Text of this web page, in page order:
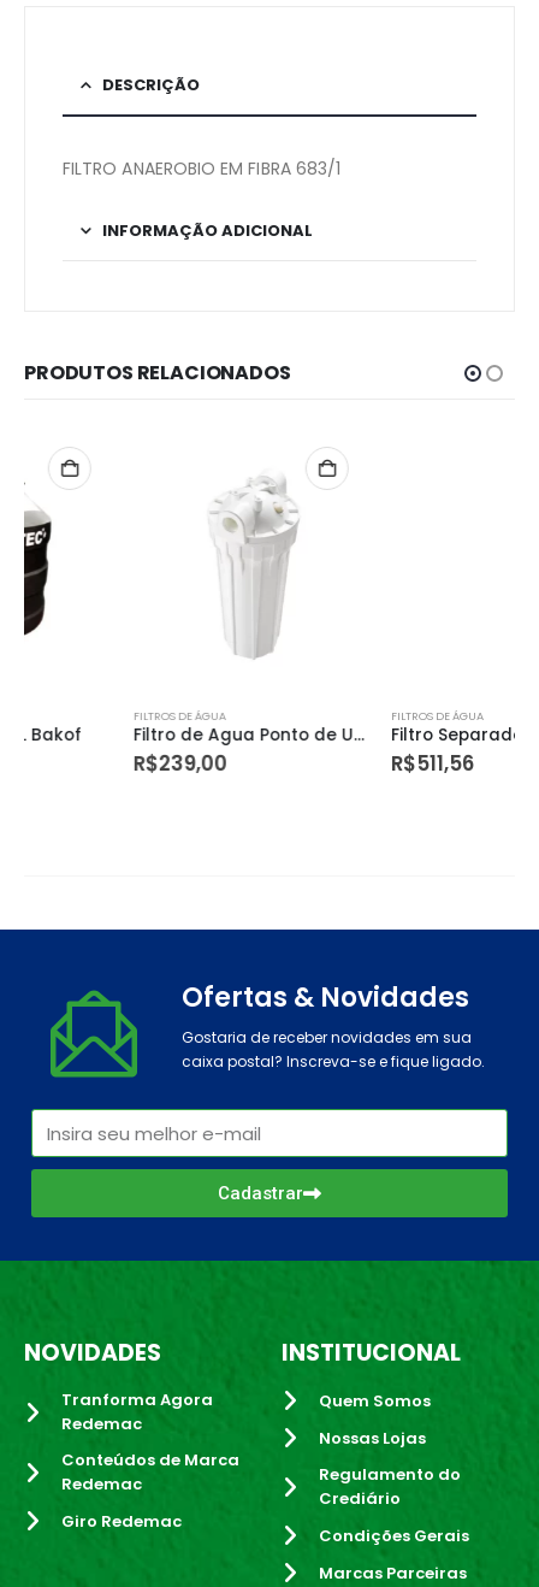
DESCRIÇÃO
FILTRO ANAEROBIO EM FIBRA 683/1
INFORMAÇÃO ADICIONAL
PRODUTOS RELACIONADOS
Filtro de Agua Ponto de Uso Loren Acqua Branco 9 3/4″ Filtro Separador de Folhas Bakof
Ofertas & Novidades
Gostaria de receber novidades em sua
caixa postal? Inscreva-se e fique ligado.
Cadastrar
NOVIDADES
Tranforma Agora
Redemac
Conteúdos de Marca
Redemac
Giro Redemac
INSTITUCIONAL
Quem Somos
Nossas Lojas
Regulamento do
Crediário
Condições Gerais
Marcas Parceiras